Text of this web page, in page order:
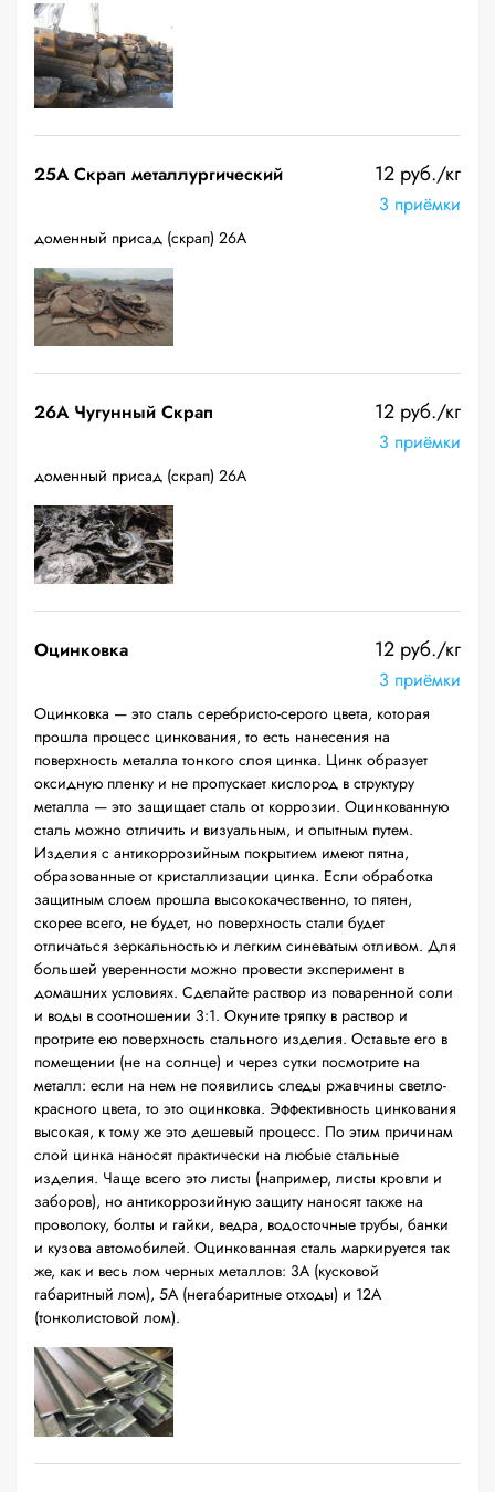
25A Скрап металлургический 12 руб./кг
3 приёмки
доменный присад (скрап) 26А
26A Чугунный Скрап 12 руб./кг
3 приёмки
доменный присад (скрап) 26А
Оцинковка 12 руб./кг
3 приёмки
Оцинковка — это сталь серебристо-серого цвета, которая
прошла процесс цинкования, то есть нанесения на
поверхность металла тонкого слоя цинка. Цинк образует
оксидную пленку и не пропускает кислород в структуру
металла — это защищает сталь от коррозии. Оцинкованную
сталь можно отличить и визуальным, и опытным путем.
Изделия с антикоррозийным покрытием имеют пятна,
образованные от кристаллизации цинка. Если обработка
защитным слоем прошла высококачественно, то пятен,
скорее всего, не будет, но поверхность стали будет
отличаться зеркальностью и легким синеватым отливом. Для
большей уверенности можно провести эксперимент в
домашних условиях. Сделайте раствор из поваренной соли
и воды в соотношении 3:1. Окуните тряпку в раствор и
протрите ею поверхность стального изделия. Оставьте его в
помещении (не на солнце) и через сутки посмотрите на
металл: если на нем не появились следы ржавчины светло-
красного цвета, то это оцинковка. Эффективность цинкования
высокая, к тому же это дешевый процесс. По этим причинам
слой цинка наносят практически на любые стальные
изделия. Чаще всего это листы (например, листы кровли и
заборов), но антикоррозийную защиту наносят также на
проволоку, болты и гайки, ведра, водосточные трубы, банки
и кузова автомобилей. Оцинкованная сталь маркируется так
же, как и весь лом черных металлов: 3А (кусковой
габаритный лом), 5А (негабаритные отходы) и 12А
(тонколистовой лом).